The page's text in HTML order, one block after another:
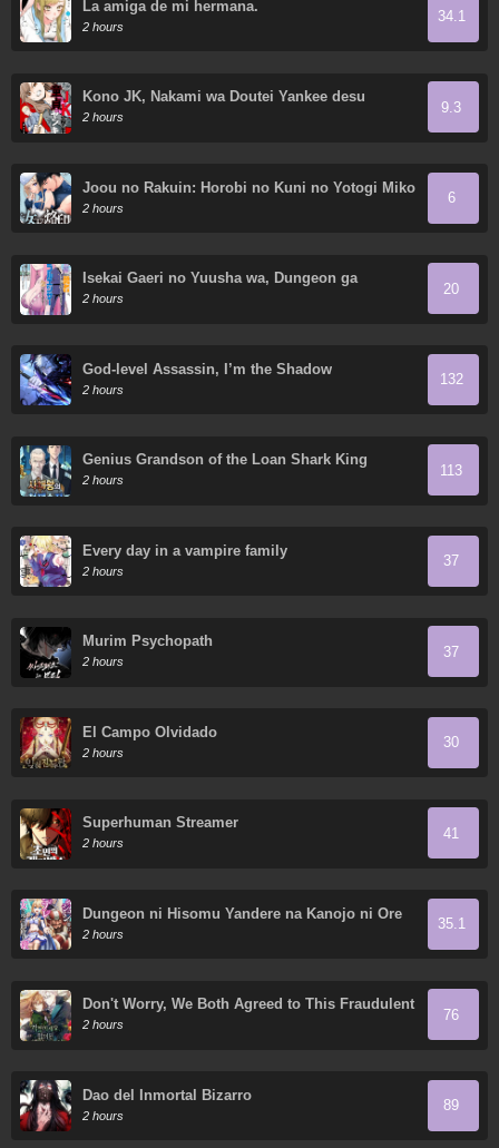
La amiga de mi hermana.
2 hours
34.1
Kono JK, Nakami wa Doutei Yankee desu
2 hours
9.3
Joou no Rakuin: Horobi no Kuni no Yotogi Miko
2 hours
6
Isekai Gaeri no Yuusha wa, Dungeon ga
Shutsugen Shita Genjitsu Sekai de, Influencer
ni Natte Kin wo Kasegimasu!
2 hours
20
God-level Assassin, I’m the Shadow
2 hours
132
Genius Grandson of the Loan Shark King
2 hours
113
Every day in a vampire family
2 hours
37
Murim Psychopath
2 hours
37
El Campo Olvidado
2 hours
30
Superhuman Streamer
2 hours
41
Dungeon ni Hisomu Yandere na Kanojo ni Ore
wa Nando mo Korosareru
2 hours
35.1
Don't Worry, We Both Agreed to This Fraudulent
Marriage
2 hours
76
Dao del Inmortal Bizarro
2 hours
89